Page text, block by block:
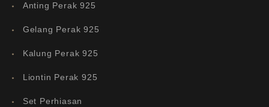
Anting Perak 925
Gelang Perak 925
Kalung Perak 925
Liontin Perak 925
Set Perhiasan